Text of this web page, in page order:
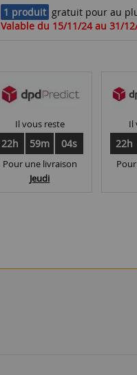
1 produit gratuit pour au
Valable du 15/11/24 au 31/
Il vous reste
22h 59m 03s
Pour une livraison
Jeudi
Il
22h